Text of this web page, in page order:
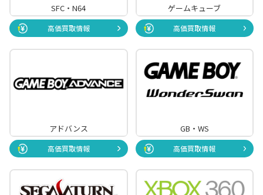
SFC・N64
高価買取情報
ゲームキューブ
高価買取情報
アドバンス
高価買取情報
GB・WS
高価買取情報